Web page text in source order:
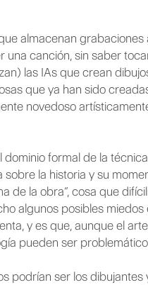
almacenan grabaciones
canción, sin saber
las IAs que crean
que ya han sido
novedoso
formal de la
la historia y su
de la obra”, cosa que
algunos posibles
y es que, aunque el
pueden ser
podrían ser los